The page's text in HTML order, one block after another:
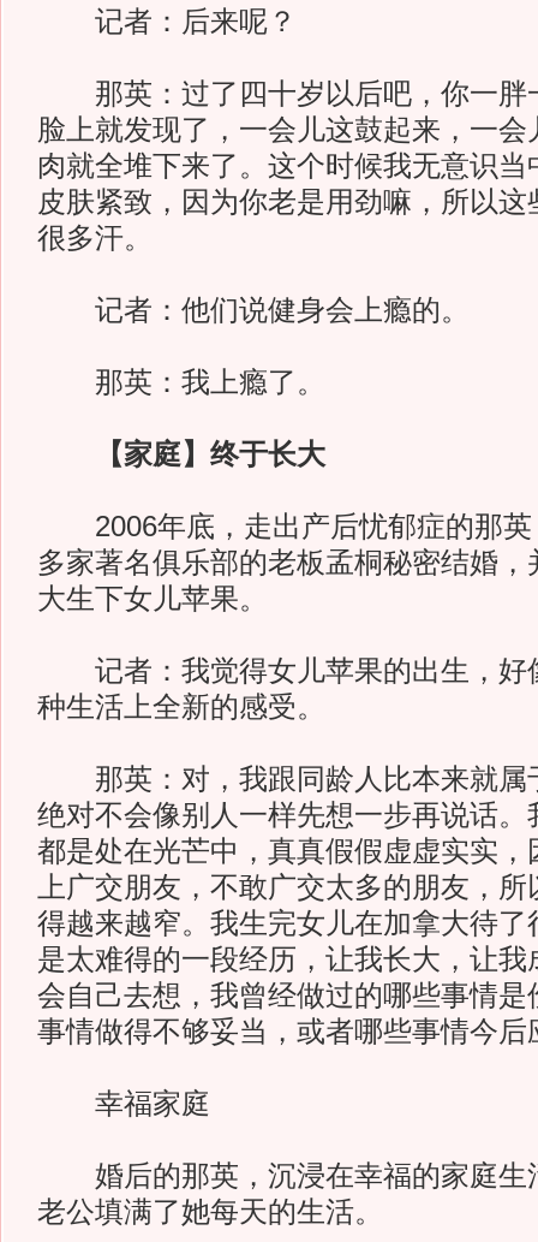
记者：后来呢？
那英：过了四十岁以后吧，你一胖
脸上就发现了，一会儿这鼓起来，一
肉就全堆下来了。这个时候我无意识
皮肤紧致，因为你老是用劲嘛，所以
很多汗。
记者：他们说健身会上瘾的。
那英：我上瘾了。
【家庭】终于长大
2006年底，走出产后忧郁症的那英
多家著名俱乐部的老板孟桐秘密结婚
大生下女儿苹果。
记者：我觉得女儿苹果的出生，好
种生活上全新的感受。
那英：对，我跟同龄人比本来就属
绝对不会像别人一样先想一步再说话。
都是处在光芒中，真真假假虚虚实实，
上广交朋友，不敢广交太多的朋友，
得越来越窄。我生完女儿在加拿大待了
是太难得的一段经历，让我长大，让我
会自己去想，我曾经做过的哪些事情是
事情做得不够妥当，或者哪些事情今后
幸福家庭
婚后的那英，沉浸在幸福的家庭生
老公填满了她每天的生活。